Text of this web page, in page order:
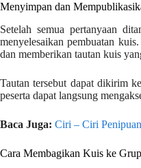
Menyimpan dan
Setelah semua pertanyaan
menyelesaikan pembuatan
dan memberikan tautan kuis
Tautan tersebut dapat dikirim
peserta dapat langsung
Baca Juga: Ciri – Ciri
Cara Membagikan Kuis ke